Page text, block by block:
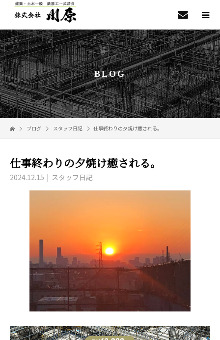
BLOG
ブログ スタッフ日記 仕事終わりの夕焼け癒される。
仕事終わりの夕焼け癒される。
2024.12.15 スタッフ日記